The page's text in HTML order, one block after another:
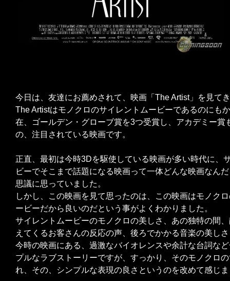
今日は、友達にお薦めされて、映画「The Artist」を見て
The Artistはモノクロのサイレントムービーであるのにも
在、ゴールデン・グローブ賞を3つ受賞し、アカデミー賞
の、注目されている映画です。
正直、最初は今時3Dを駆使している映画が多い時代に、
ビーでそこまで話題になる映画って一体どんな映画なん
思議に思っていました。
しかし、この映画を見て思ったのは、この映画はモノク
ービーだから良いのだという事がよくわかりました。
サイレントムービーのモノクロの美しさ、あの独特の間
えてくるお客さんの反応の声、後ろでかかる音楽の美し
今時の映画にある、過激なバイオレンスや余計な台詞な
プルなラブストーリーですが、すっかり、そのモノクロ
れ、その、シンプルな表現の良さというのを改めて感じ